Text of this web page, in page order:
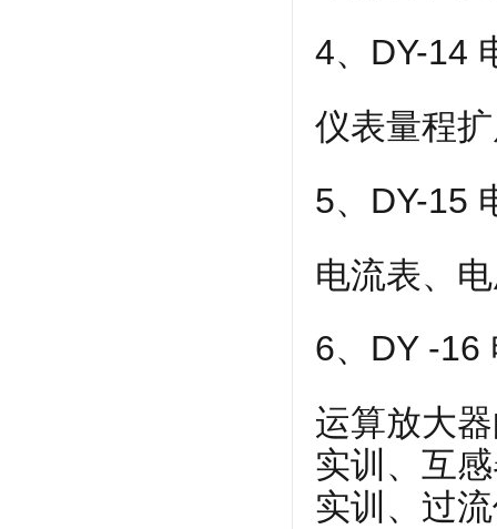
4、DY-14
仪表量程
5、DY-15
电流表、
6、DY -16
运算放大
实训、互
实训、过